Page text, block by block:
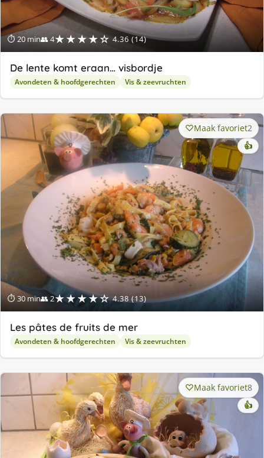
⏱ 20 min👥 4★★★★☆ 4.36 (14)
De lente komt eraan… visbordje
Avondeten & hoofdgerechten Vis & zeevruchten
⏱ 30 min👥 2★★★★☆ 4.38 (13)
Maak favoriet2
👍
Les pâtes de fruits de mer
Avondeten & hoofdgerechten Vis & zeevruchten
Maak favoriet8
👍